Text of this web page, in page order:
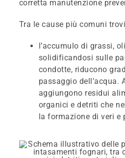
corretta manutenzione
Tra le cause più comuni
l’accumulo di grassi,
solidificandosi sulle
condotte, riducono
passaggio dell’acqua.
aggiungono residui
organici e detriti che
la formazione di veri e